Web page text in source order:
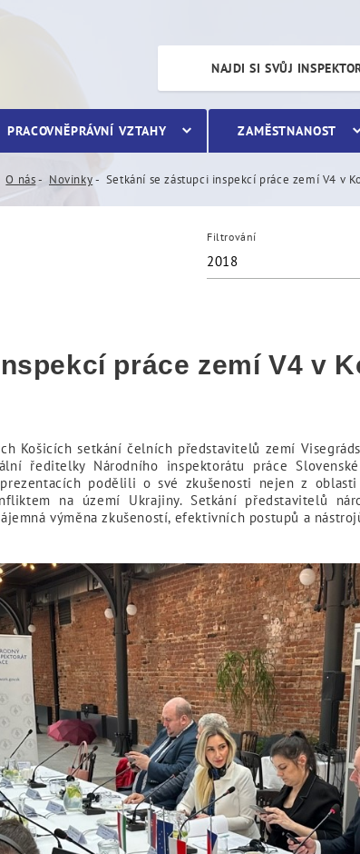
práce zemí V4 v
NAJDI SI SVŮJ
PRACOVNĚPRÁVNÍ VZTAHY ZAMĚSTNANOST
O nás Novinky Setkání se zástupci inspekcí práce zemí V4 v
Filtrování
2018
práce zemí V4 v
Košicích setkání čelních představitelů zemí
ředitelky Národního inspektorátu práce
podělili o své zkušenosti nejen z
na území Ukrajiny. Setkání představitelů
výměna zkušeností, efektivních postupů a